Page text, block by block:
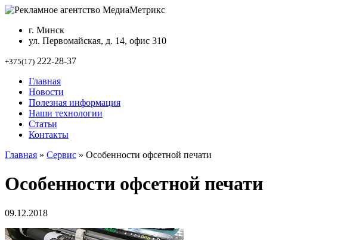
г. Минск
ул. Первомайская, д. 14, офис 310
+375(17) 222-28-37
Главная
Новости
Полезная информация
Наши технологии
Статьи
Контакты
Главная » Сервис » Особенности офсетной печати
Особенности офсетной печати
09.12.2018